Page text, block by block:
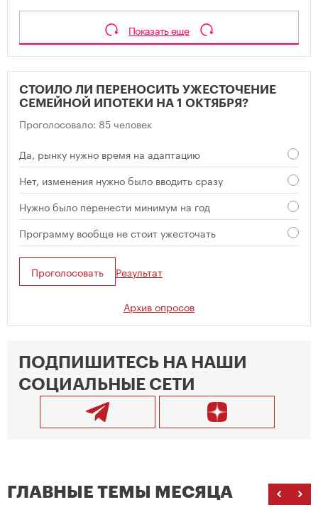
Показать еще
СТОИЛО ЛИ ПЕРЕНОСИТЬ УЖЕСТОЧЕНИЕ
СЕМЕЙНОЙ ИПОТЕКИ НА 1 ОКТЯБРЯ?
Проголосовало: 85 человек
Да, рынку нужно время на адаптацию
Нет, изменения нужно было вводить сразу
Нужно было перенести минимум на год
Программу вообще не стоит ужесточать
Проголосовать Результат
Архив опросов
ПОДПИШИТЕСЬ НА НАШИ
СОЦИАЛЬНЫЕ СЕТИ
ГЛАВНЫЕ ТЕМЫ МЕСЯЦА